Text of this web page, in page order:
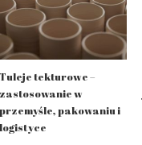
Tuleje tekturowe –
zastosowanie w
przemyśle, pakowaniu i
logistyce